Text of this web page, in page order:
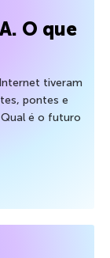
O que
tiveram
pontes e
é o futuro